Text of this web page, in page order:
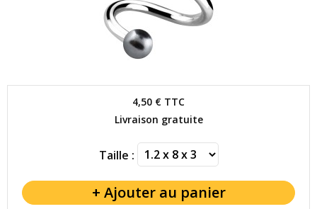
4,50 € TTC
Livraison gratuite
Taille :